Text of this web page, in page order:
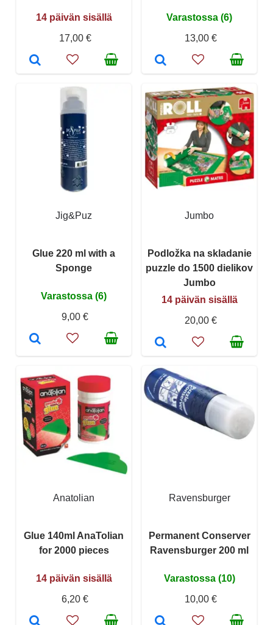
14 päivän sisällä
17,00 €
Varastossa (6)
13,00 €
Jig&Puz
Glue 220 ml with a
Sponge
Varastossa (6)
9,00 €
Jumbo
Podložka na skladanie
puzzle do 1500 dielikov
Jumbo
14 päivän sisällä
20,00 €
Anatolian
Glue 140ml AnaTolian
for 2000 pieces
14 päivän sisällä
6,20 €
Ravensburger
Permanent Conserver
Ravensburger 200 ml
Varastossa (10)
10,00 €